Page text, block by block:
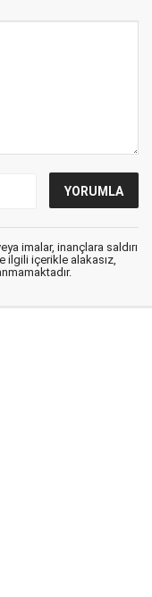
imalar, inançlara saldırı
ilgili içerikle alakasız,